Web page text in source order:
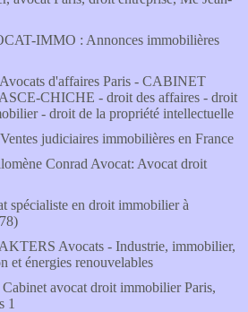
IMMO : Annonces immobilières
d'affaires Paris - CABINET
CHICHE - droit des affaires - droit
- droit de la propriété intellectuelle
judiciaires immobilières en France
Conrad Avocat: Avocat droit
spécialiste en droit immobilier à
Avocats - Industrie, immobilier,
et énergies renouvelables
Cabinet avocat droit immobilier Paris,
1